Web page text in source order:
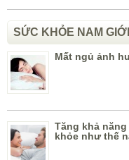
SỨC KHỎE NAM GIỚI
Mất ngủ ảnh
Tăng khả
khỏe như thế